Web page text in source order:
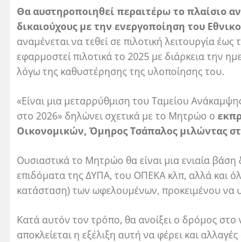
Θα αυστηροποιηθεί περαιτέρω το πλαίσιο
δικαιούχους με την ενεργοποίηση του
αναμένεται να τεθεί σε πιλοτική λειτουργία
εφαρμοστεί πιλοτικά το 2025 με διάρκεια την
λόγω της καθυστέρησης της υλοποίησης του.
«Είναι μια μεταρρύθμιση του Ταμείου
στο 2026» δηλώνει σχετικά με το Μητρώο ο
Οικονομικών, Όμηρος Τσάπαλος μιλώντας
Ουσιαστικά το Μητρώο θα είναι μια ενιαία
επιδόματα της ΔΥΠΑ, του ΟΠΕΚΑ κλπ, αλλά και
κατάσταση) των ωφελουμένων, προκειμένου να
Κατά αυτόν τον τρόπο, θα ανοίξει ο δρόμος
αποκλείεται η εξέλιξη αυτή να φέρει και